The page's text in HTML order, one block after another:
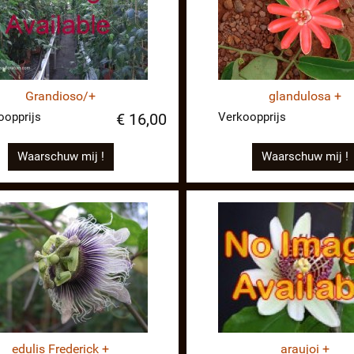
Grandioso/+
€ 16,00
Waarschuw mij !
glandulosa +
Verkoopprijs
Waarschuw mij !
edulis Frederick + araujoi +